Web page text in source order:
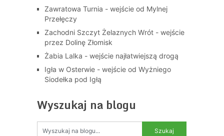
Zawratowa Turnia - wejście od Mylnej
Przełęczy
Zachodni Szczyt Żelaznych Wrót - wejście
przez Dolinę Złomisk
Żabia Lalka - wejście najłatwiejszą drogą
Igła w Osterwie - wejście od Wyżniego
Siodełka pod Igłą
Wyszukaj na blogu